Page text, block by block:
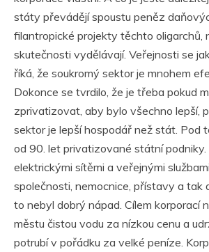
státy převádějí spoustu peněz
filantropické projekty těchto oligarchů,
skutečnosti vydělávají. Veřejnosti se
říká, že soukromý sektor je mnohem
Dokonce se tvrdilo, že je třeba pokud
zprivatizovat, aby bylo všechno lepší,
sektor je lepší hospodář než stát. Pod
od 90. let privatizované státní podniky.
elektrickými sítěmi a veřejnými
společnosti, nemocnice, přístavy a tak
to nebyl dobrý nápad. Cílem korporací
městu čistou vodu za nízkou cenu a
potrubí v pořádku za velké peníze.